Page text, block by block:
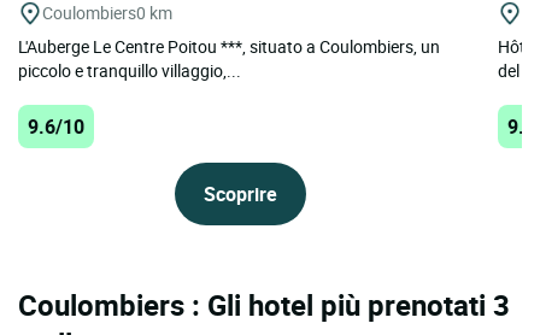
Coulombiers0 km
L'Auberge Le Centre Poitou ***, situato a Coulombiers, un
piccolo e tranquillo villaggio,...
9.6/10
Scoprire
del
Coulombiers : Gli hotel più prenotati 3